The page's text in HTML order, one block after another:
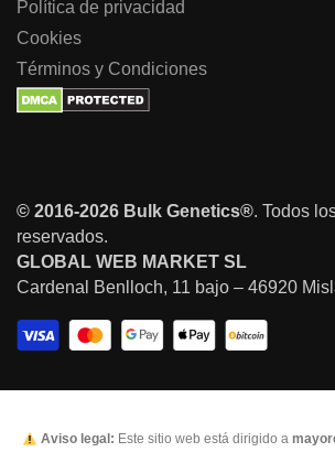
Política de privacidad
Cookies
Términos y Condiciones
© 2016-2026 Bulk Genetics®. Todos
reservados.
GLOBAL WEB MARKET SL
Cardenal Benlloch, 11 bajo – 46920
Aviso legal: Este sitio web está dirigido a